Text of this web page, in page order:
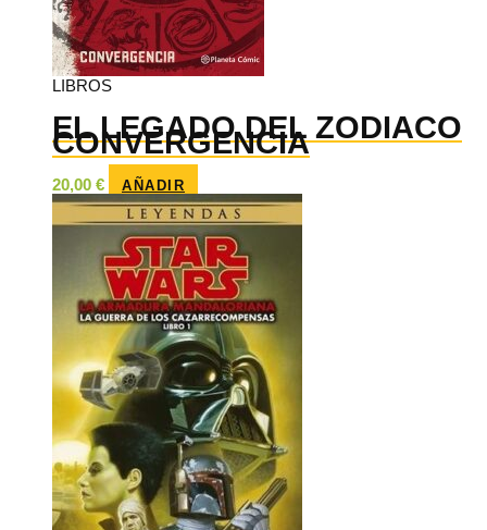
LIBROS
EL LEGADO DEL ZODIACO
CONVERGENCIA
20,00 € AÑADIR